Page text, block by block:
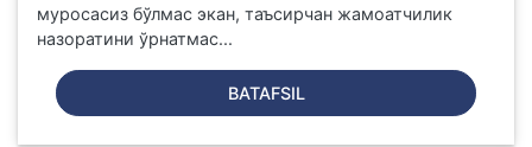
муросасиз бўлмас экан, таъсирчан жамоатчилик
назоратини ўрнатмас...
BATAFSIL